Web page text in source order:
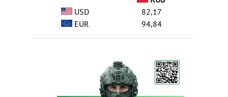
USD
82,17
EUR
94,84